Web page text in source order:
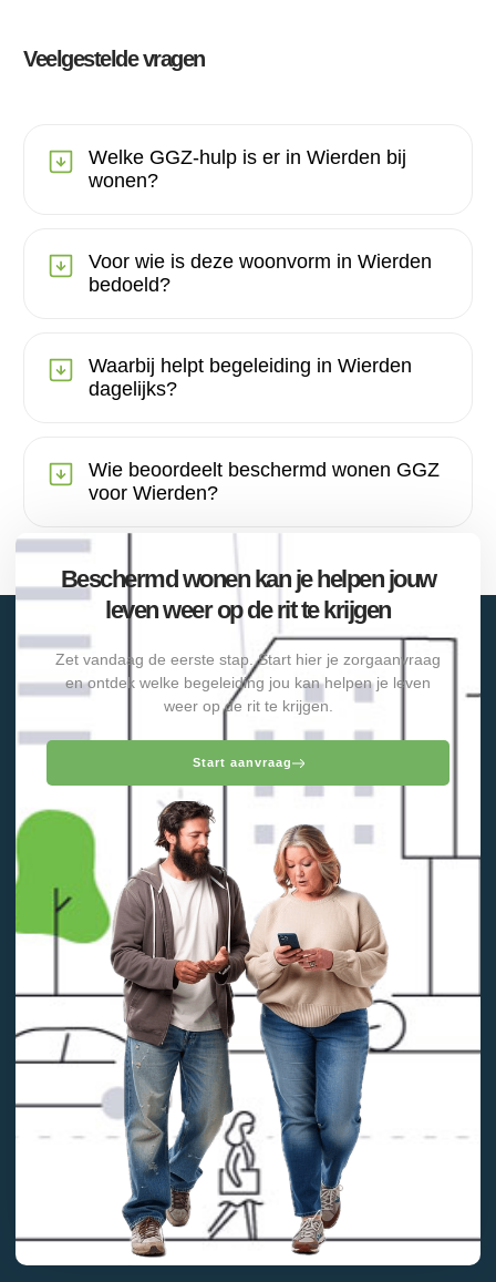
Veelgestelde vragen
Welke GGZ-hulp is er in Wierden bij
wonen?
Voor wie is deze woonvorm in Wierden
bedoeld?
Waarbij helpt begeleiding in Wierden
dagelijks?
Wie beoordeelt beschermd wonen GGZ
voor Wierden?
Beschermd wonen kan je helpen jouw
leven weer op de rit te krijgen
Zet vandaag de eerste stap. Start hier je zorgaanvraag
en ontdek welke begeleiding jou kan helpen je leven
weer op de rit te krijgen.
Start aanvraag